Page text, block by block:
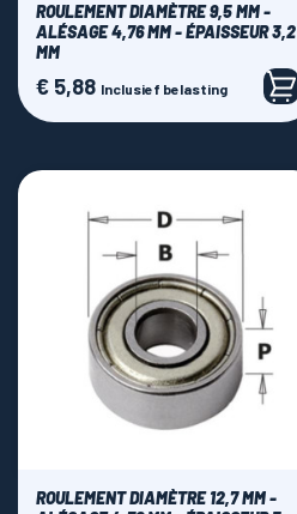
ROULEMENT DIAMÈTRE 9,5 MM -
ALÉSAGE 4,76 MM - ÉPAISSEUR 3,2
MM
Prijs
€ 5,88 Inclusief belasting
ROULEMENT DIAMÈTRE 12,7 MM -